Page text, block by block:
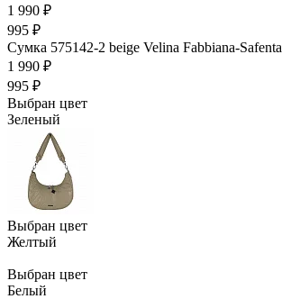
1 990 ₽
995 ₽
Сумка 575142-2 beige Velina Fabbiana-Safenta
1 990 ₽
995 ₽
Выбран цвет
Зеленый
Выбран цвет
Желтый
Выбран цвет
Белый